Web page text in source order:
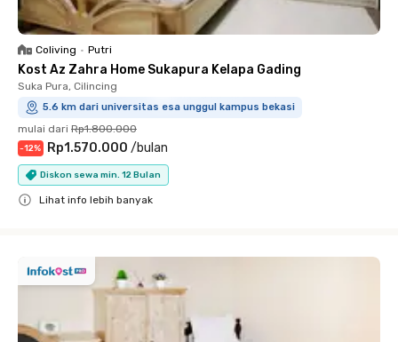
Coliving • Putri
Kost Az Zahra Home Sukapura Kelapa Gading
Suka Pura, Cilincing
5.6 km dari universitas esa unggul kampus bekasi
mulai dari Rp1.800.000
-12% Rp1.570.000 /bulan
Diskon sewa min. 12 Bulan
Lihat info lebih banyak